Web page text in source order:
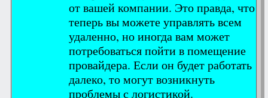
от вашей компании. Это правда, что
теперь вы можете управлять всем
удаленно, но иногда вам может
потребоваться пойти в помещение
провайдера. Если он будет работать
далеко, то могут возникнуть
проблемы с логистикой.